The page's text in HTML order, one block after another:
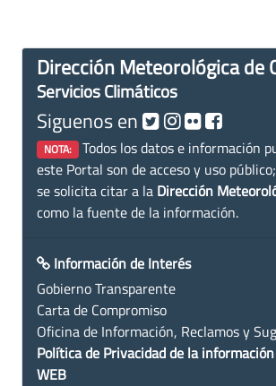
Dirección Meteorológica de
Servicios Climáticos
Siguenos en
NOTA: Todos los datos e información
este Portal son de acceso y uso
se solicita citar a la Dirección
como la fuente de la información.
Información de Interés
Gobierno Transparente
Carta de Compromiso
Oficina de Información, Reclamos y
Política de Privacidad de la
WEB